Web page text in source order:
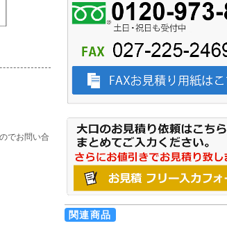
でお問い合
関連商品